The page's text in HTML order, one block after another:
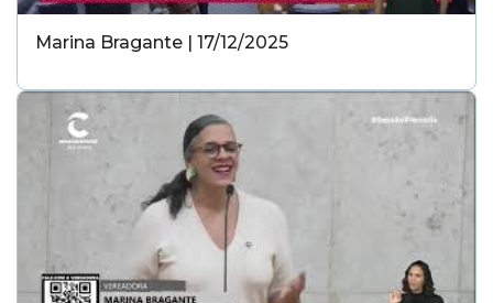
Marina Bragante | 17/12/2025